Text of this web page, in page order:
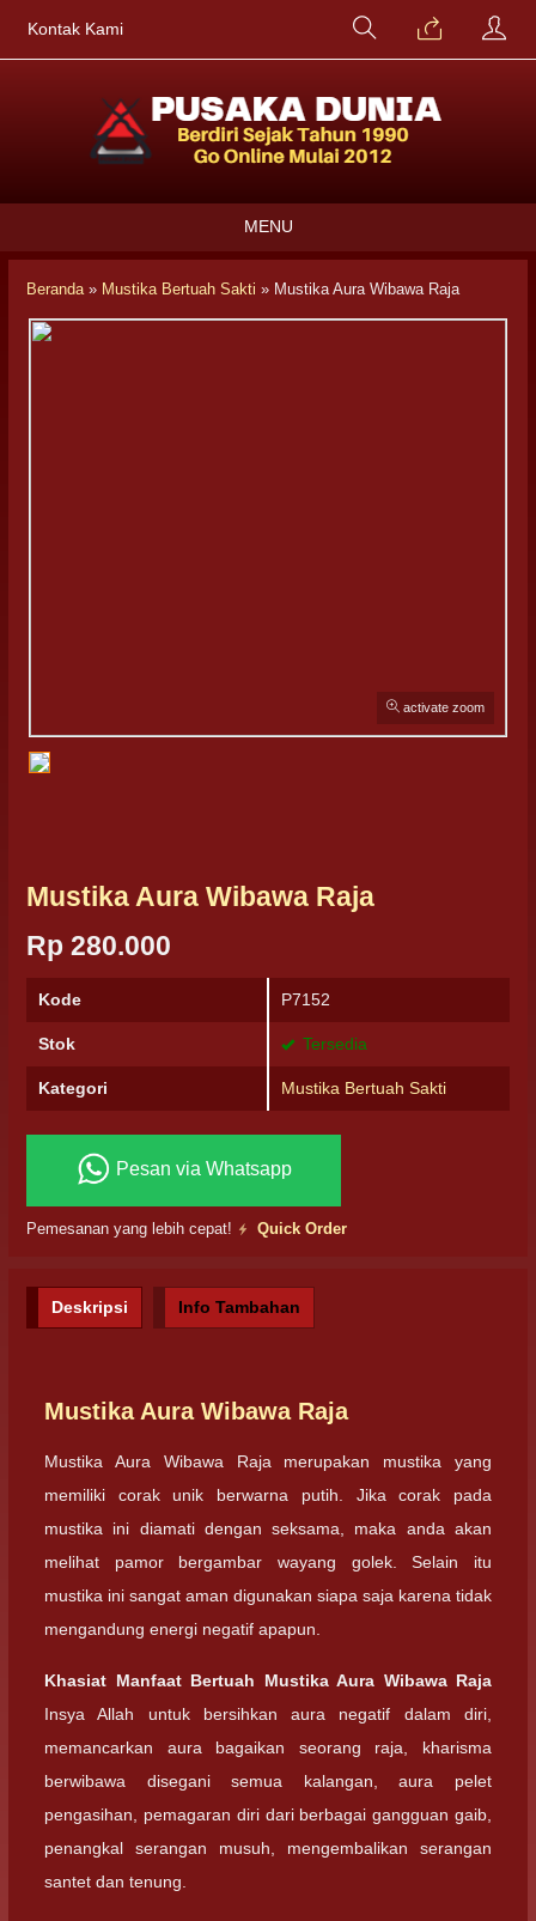
Kontak Kami
MENU
Beranda» Mustika Bertuah Sakti » Mustika Aura Wibawa Raja
activate zoom
Mustika Aura Wibawa Raja
Rp 280.000
Kode P7152
Stok Tersedia
Kategori Mustika Bertuah Sakti
Pesan via Whatsapp
Pemesanan yang lebih cepat! Quick Order
Deskripsi Info Tambahan
Mustika Aura Wibawa Raja
Mustika Aura Wibawa Raja merupakan mustika yang
memiliki corak unik berwarna putih. Jika corak pada
mustika ini diamati dengan seksama, maka anda akan
melihat pamor bergambar wayang golek. Selain itu
mustika ini sangat aman digunakan siapa saja karena tidak
mengandung energi negatif apapun.
Khasiat Manfaat Bertuah Mustika Aura Wibawa Raja
Insya Allah untuk bersihkan aura negatif dalam diri,
memancarkan aura bagaikan seorang raja, kharisma
berwibawa disegani semua kalangan, aura pelet
pengasihan, pemagaran diri dari berbagai gangguan gaib,
penangkal serangan musuh, mengembalikan serangan
santet dan tenung.